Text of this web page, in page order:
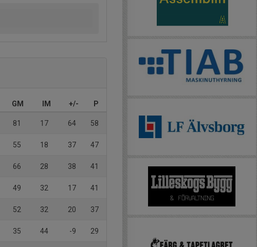
GM IM +/- P
81 17 64 58
55 18 37 47
66 28 38 41
49 32 17 41
52 32 20 37
35 44 -9 29